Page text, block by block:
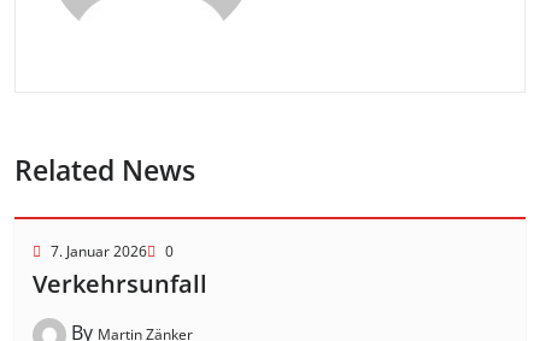
Related News
7. Januar 2026 0
Verkehrsunfall
By Martin Zänker